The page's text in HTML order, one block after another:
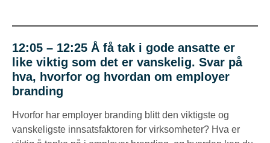
12:05 – 12:25 Å få tak i gode ansatte er
like viktig som det er vanskelig. Svar på
hva, hvorfor og hvordan om employer
branding
Hvorfor har employer branding blitt den viktigste og
vanskeligste innsatsfaktoren for virksomheter? Hva er